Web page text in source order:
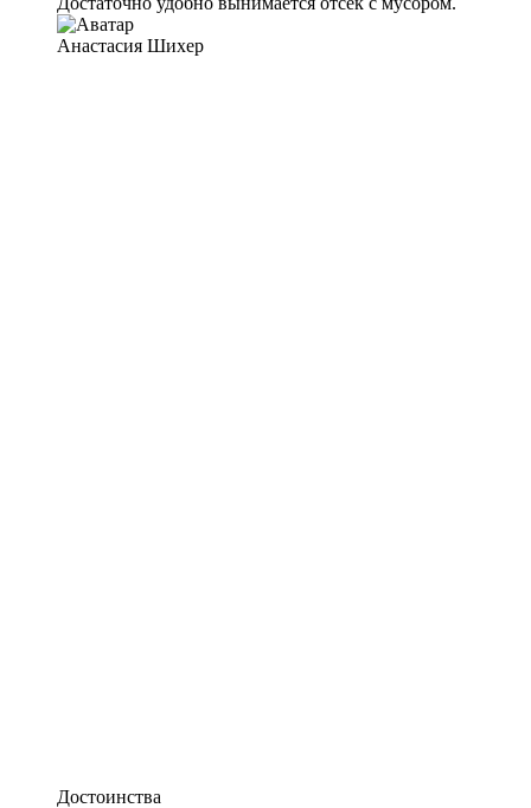
Анастасия Шихер
Достоинства